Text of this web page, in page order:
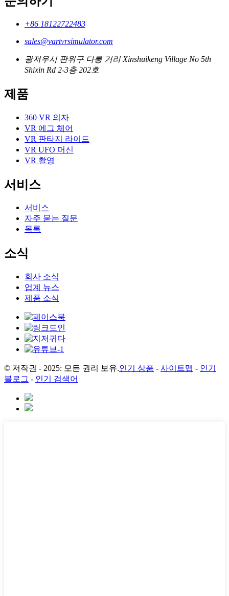
+86 18122722483
sales@vartvrsimulator.com
광저우시 판위구 다롱 거리 Xinshuikeng Village No 5th
Shixin Rd 2-3층 202호
제품
360 VR 의자
VR 에그 체어
VR 판타지 라이드
VR UFO 머신
VR 촬영
서비스
서비스
자주 묻는 질문
목록
소식
회사 소식
업계 뉴스
제품 소식
© 저작권 - 2025: 모든 권리 보유.인기 상품 - 사이트맵 - 인기
블로그 - 인기 검색어